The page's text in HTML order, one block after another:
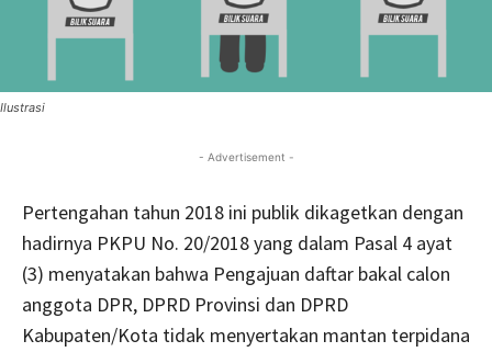
Ilustrasi
- Advertisement -
Pertengahan tahun 2018 ini publik dikagetkan dengan
hadirnya PKPU No. 20/2018 yang dalam Pasal 4 ayat
(3) menyatakan bahwa Pengajuan daftar bakal calon
anggota DPR, DPRD Provinsi dan DPRD
Kabupaten/Kota tidak menyertakan mantan terpidana